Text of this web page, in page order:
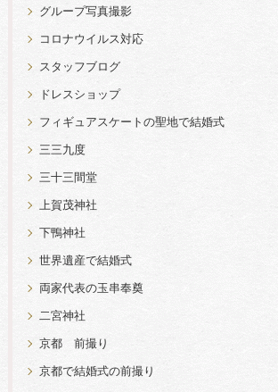
グループ写真撮影
コロナウイルス対応
スタッフブログ
ドレスショップ
フィギュアスケートの聖地で結婚式
三三九度
三十三間堂
上賀茂神社
下鴨神社
世界遺産で結婚式
両家代表の玉串奉奠
二宮神社
京都 前撮り
京都で結婚式の前撮り